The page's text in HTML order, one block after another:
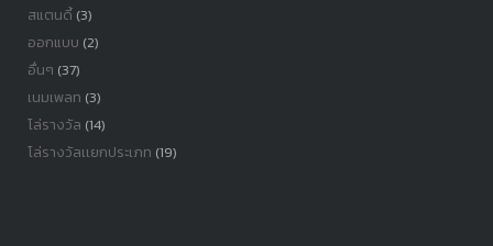
สแตนดี้(3)
ออกแบบ (2)
อื่นๆ (37)
เนมเพลท (3)
โล่รางวัล (14)
โล่รางวัลเเยกประเภท (19)